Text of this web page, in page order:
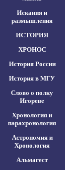
Искания и
размышления
ИСТОРИЯ
ХРОНОС
История России
История в МГУ
Слово о полку
Игореве
Хронология и
парахронология
Астрономия и
Хронология
Альмагест